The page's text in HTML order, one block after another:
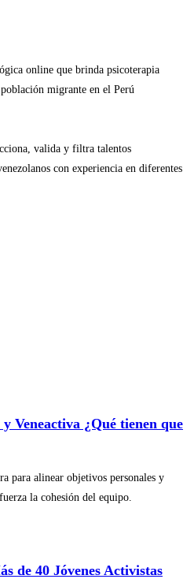
online que brinda psicoterapia
migrante en el Perú
valida y filtra talentos
con experiencia en diferentes
Veneactiva ¿Qué tienen que
para alinear objetivos personales y
la cohesión del equipo.
de 40 Jóvenes Activistas